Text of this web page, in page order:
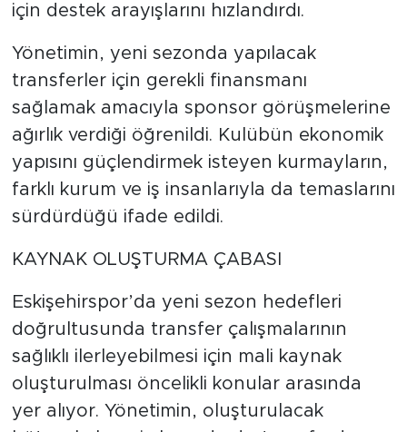
için destek arayışlarını hızlandırdı.
Yönetimin, yeni sezonda yapılacak
transferler için gerekli finansmanı
sağlamak amacıyla sponsor görüşmelerine
ağırlık verdiği öğrenildi. Kulübün ekonomik
yapısını güçlendirmek isteyen kurmayların,
farklı kurum ve iş insanlarıyla da temaslarını
sürdürdüğü ifade edildi.
KAYNAK OLUŞTURMA ÇABASI
Eskişehirspor’da yeni sezon hedefleri
doğrultusunda transfer çalışmalarının
sağlıklı ilerleyebilmesi için mali kaynak
oluşturulması öncelikli konular arasında
yer alıyor. Yönetimin, oluşturulacak